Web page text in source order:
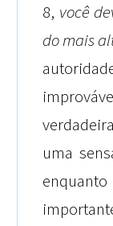
8, você
do mais
uma